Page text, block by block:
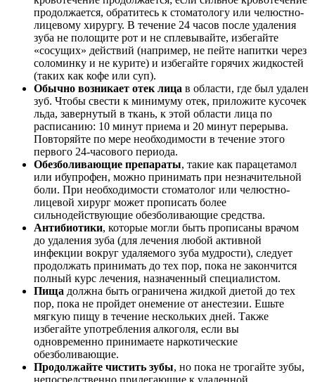
продолжается, обратитесь к стоматологу или челюстно-
лицевому хирургу. В течение 24 часов после удаления
зуба не полощите рот и не сплевывайте, избегайте
«сосущих» действий (например, не пейте напитки через
соломинку и не курите) и избегайте горячих жидкостей
(таких как кофе или суп).
Обычно возникает отек лица в области, где был удален
зуб. Чтобы свести к минимуму отек, приложите кусочек
льда, завернутый в ткань, к этой области лица по
расписанию: 10 минут приема и 20 минут перерыва.
Повторяйте по мере необходимости в течение этого
первого 24-часового периода.
Обезболивающие препараты, такие как парацетамол
или ибупрофен, можно принимать при незначительной
боли. При необходимости стоматолог или челюстно-
лицевой хирург может прописать более
сильнодействующие обезболивающие средства.
Антибиотики, которые могли быть прописаны врачом
до удаления зуба (для лечения любой активной
инфекции вокруг удаляемого зуба мудрости), следует
продолжать принимать до тех пор, пока не закончится
полный курс лечения, назначенный специалистом.
Пища должна быть ограничена жидкой диетой до тех
пор, пока не пройдет онемение от анестезии. Ешьте
мягкую пищу в течение нескольких дней. Также
избегайте употребления алкоголя, если вы
одновременно принимаете наркотические
обезболивающие.
Продолжайте чистить зубы, но пока не трогайте зубы,
непосредственно прилегающие к удаленной